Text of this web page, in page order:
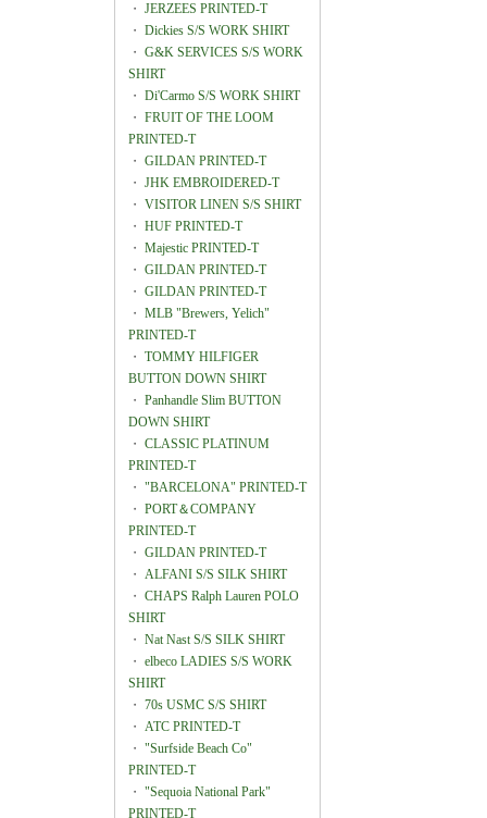
・ JERZEES PRINTED-T
・ Dickies S/S WORK SHIRT
・ G&K SERVICES S/S WORK
SHIRT
・ Di'Carmo S/S WORK SHIRT
・ FRUIT OF THE LOOM
PRINTED-T
・ GILDAN PRINTED-T
・ JHK EMBROIDERED-T
・ VISITOR LINEN S/S SHIRT
・ HUF PRINTED-T
・ Majestic PRINTED-T
・ GILDAN PRINTED-T
・ GILDAN PRINTED-T
・ MLB "Brewers, Yelich"
PRINTED-T
・ TOMMY HILFIGER
BUTTON DOWN SHIRT
・ Panhandle Slim BUTTON
DOWN SHIRT
・ CLASSIC PLATINUM
PRINTED-T
・ "BARCELONA" PRINTED-T
・ PORT＆COMPANY
PRINTED-T
・ GILDAN PRINTED-T
・ ALFANI S/S SILK SHIRT
・ CHAPS Ralph Lauren POLO
SHIRT
・ Nat Nast S/S SILK SHIRT
・ elbeco LADIES S/S WORK
SHIRT
・ 70s USMC S/S SHIRT
・ ATC PRINTED-T
・ "Surfside Beach Co"
PRINTED-T
・ "Sequoia National Park"
PRINTED-T